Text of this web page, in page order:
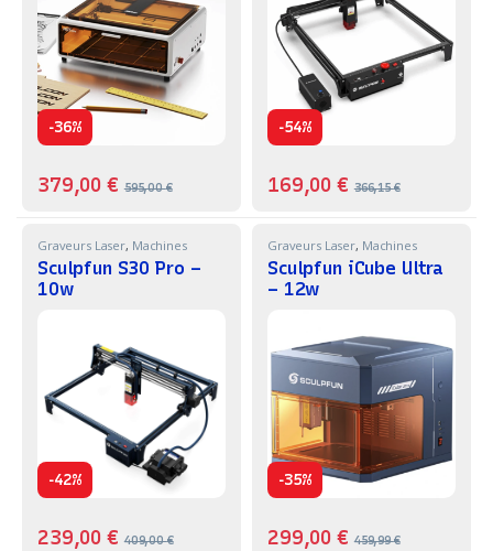
-36%
379,00€ 595,00€
-54%
169,00€ 366,15€
Graveurs Laser, Machines
Sculpfun S30 Pro –
10w
-42%
239,00€ 409,00€
Graveurs Laser, Machines
Sculpfun iCube Ultra
– 12w
-35%
299,00€ 459,99€